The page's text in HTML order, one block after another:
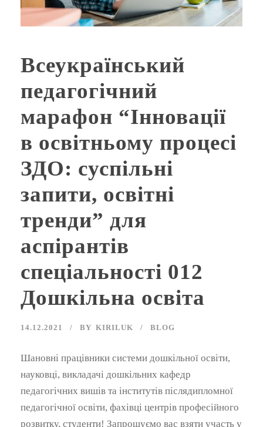
Всеукраїнський
педагогічний
марафон “Інновації
в освітньому процесі
ЗДО: суспільні
запити, освітні
тренди” для
аспірантів
спеціальності 012
Дошкільна освіта
14.12.2021 BY KIRILUK BLOG
Шановні працівники системи дошкільної освіти,
науковці, викладачі дошкільних кафедр
педагогічних вишів та інститутів післядипломної
педагогічної освіти, фахівці центрів професійного
розвитку, студенти! Запрошуємо вас взяти участь у